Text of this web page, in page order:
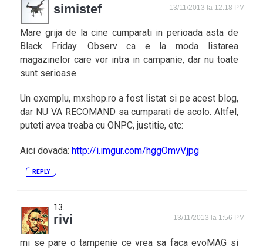
simistef 13/11/2013 la 12:18 PM
Mare grija de la cine cumparati in perioada asta de
Black Friday. Observ ca e la moda listarea
magazinelor care vor intra in campanie, dar nu toate
sunt serioase.
Un exemplu, mxshop.ro a fost listat si pe acest blog,
dar NU VA RECOMAND sa cumparati de acolo. Altfel,
puteti avea treaba cu ONPC, justitie, etc:
Aici dovada:http://i.imgur.com/hggOmvV.jpg
REPLY
rivi 13/11/2013 la 1:56 PM
mi se pare o tampenie ce vrea sa faca evoMAG si